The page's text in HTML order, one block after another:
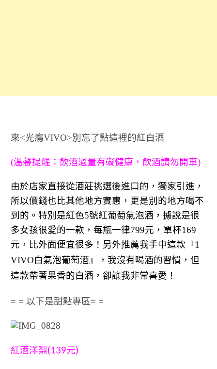
來<光癮VIVO>別忘了點這裡的紅白酒
(溫馨提醒：飲酒過量有礙健康，飲酒請勿開車)
由於店家直接從酒莊挑選後進口的，獨家引進，
所以價錢也比其他地方實惠，更是別的地方喝不
到的。特別是紅色5號紅葡萄氣泡酒，據說是很
多女孩很愛的一款，每瓶一律799元，單杯169
元，比外面便宜很多！另外推薦我手中這款『1
VIVO白氣泡葡萄酒』， 我沒有喝酒的習慣， 但
這款帶著果香的白酒，卻讓我非常喜愛！
= = 以下是甜點專區= =
紅酒洋梨(139元)